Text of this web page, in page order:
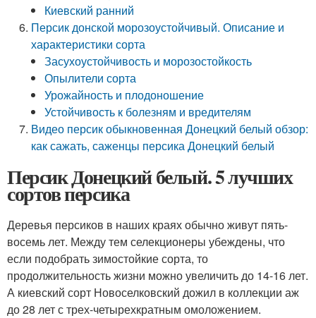
Киевский ранний
Персик донской морозоустойчивый. Описание и
характеристики сорта
Засухоустойчивость и морозостойкость
Опылители сорта
Урожайность и плодоношение
Устойчивость к болезням и вредителям
Видео персик обыкновенная Донецкий белый обзор:
как сажать, саженцы персика Донецкий белый
Персик Донецкий белый. 5 лучших
сортов персика
Деревья персиков в наших краях обычно живут пять-
восемь лет. Между тем селекционеры убеждены, что
если подобрать зимостойкие сорта, то
продолжительность жизни можно увеличить до 14-16 лет.
А киевский сорт Новоселковский дожил в коллекции аж
до 28 лет с трех-четырехкратным омоложением.